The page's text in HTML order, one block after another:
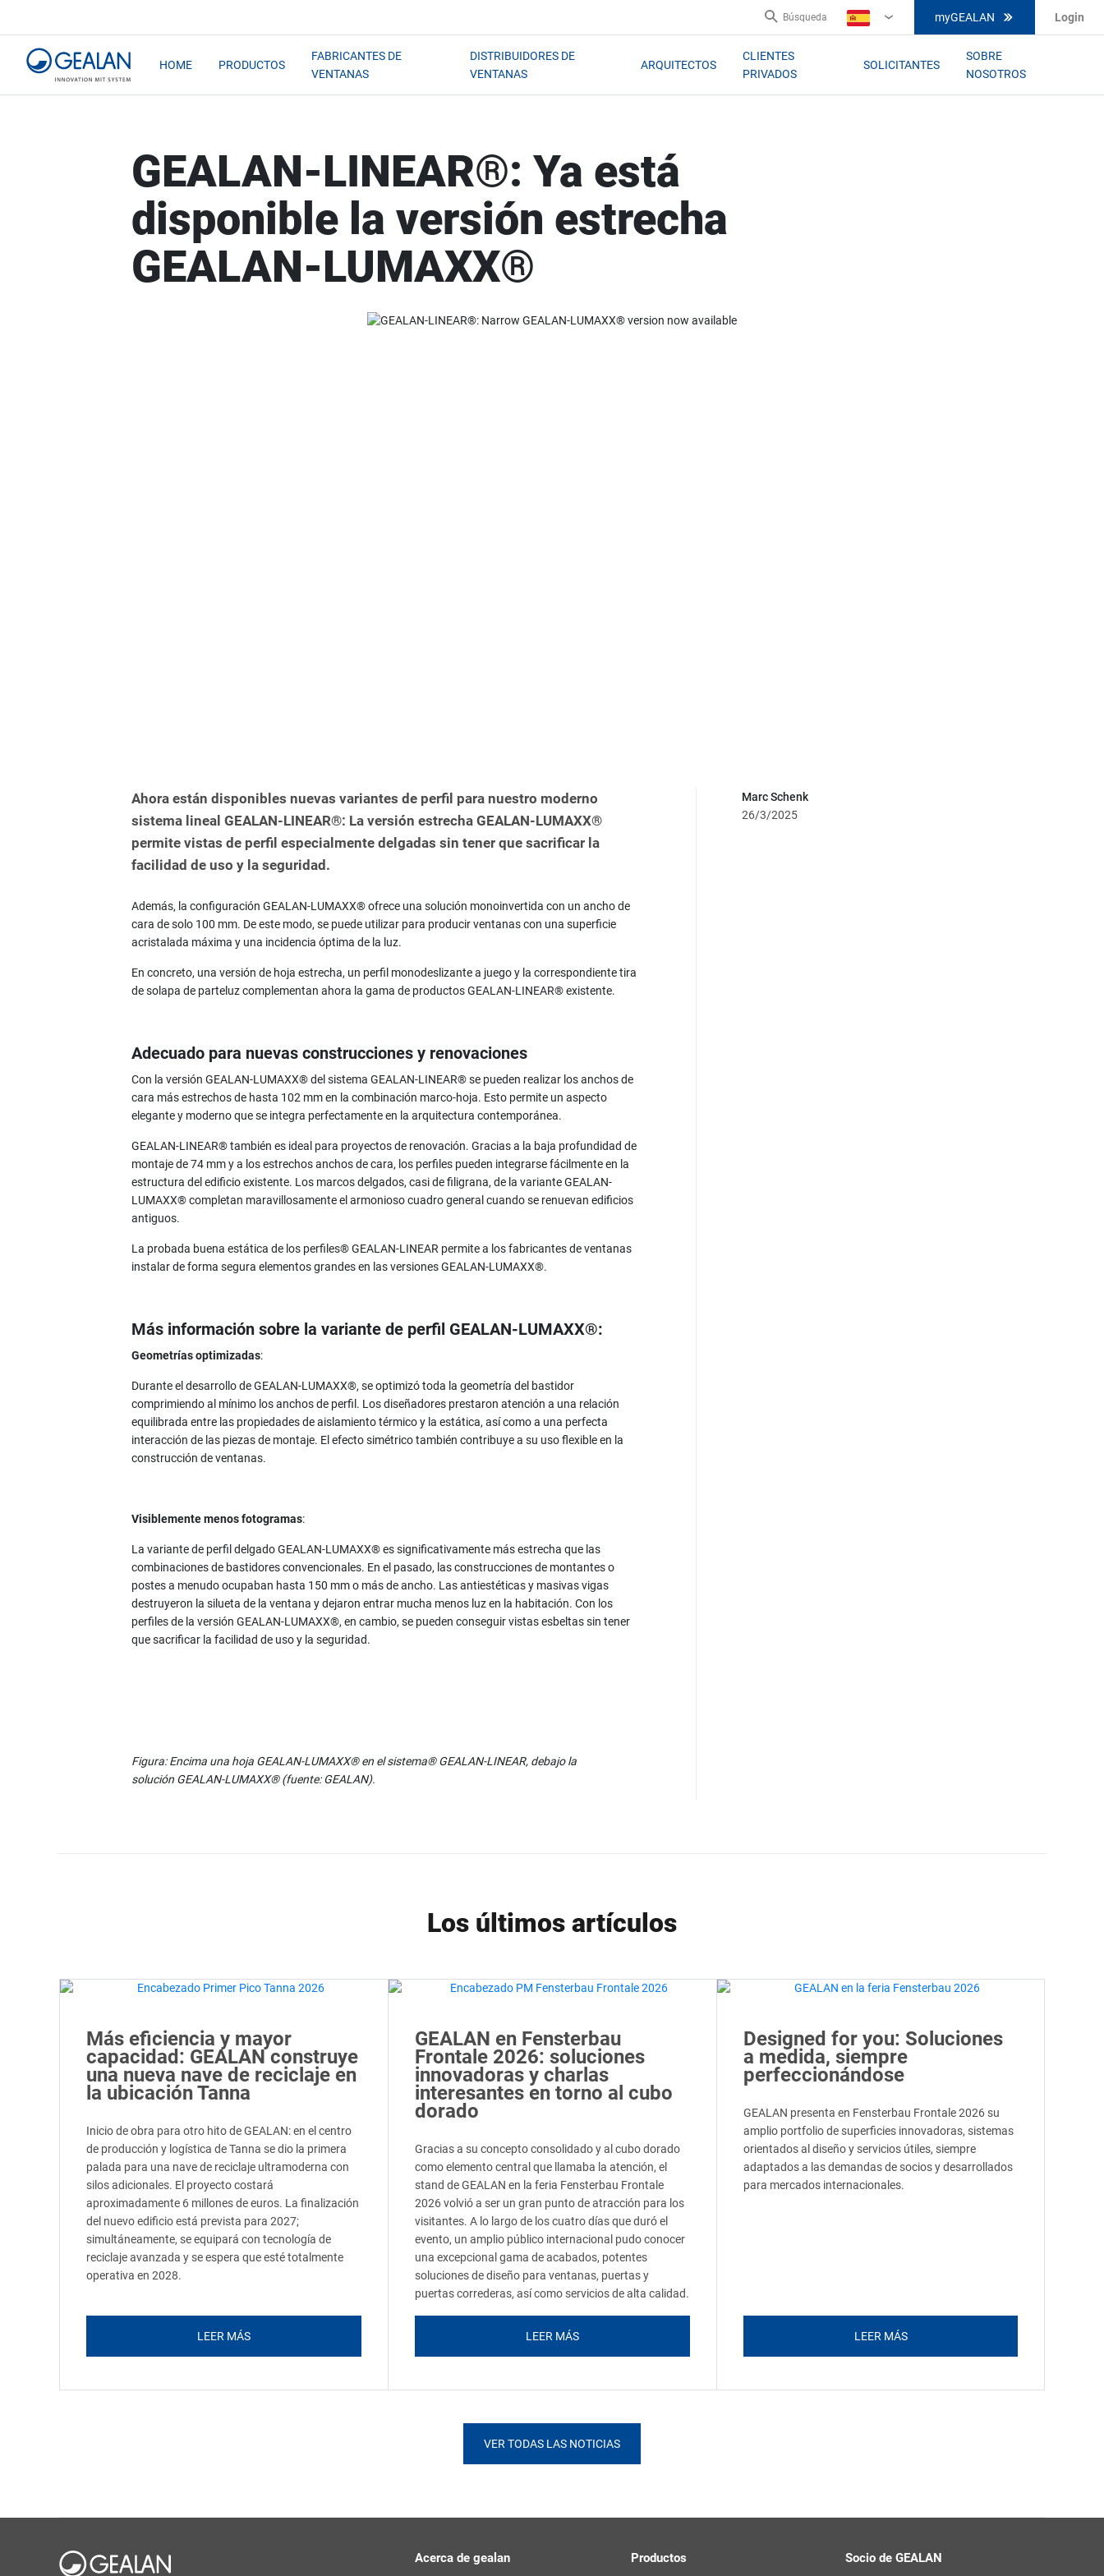
Búsqueda
ES
myGEALAN Login
HOME PRODUCTOS
FABRICANTES DE
VENTANAS
DISTRIBUIDORES DE
VENTANAS
ARQUITECTOS
CLIENTES
PRIVADOS
SOLICITANTES
SOBRE
NOSOTROS
GEALAN-LINEAR®: Ya está
disponible la versión estrecha
GEALAN-LUMAXX®
Ahora están disponibles nuevas variantes de perfil para nuestro moderno
sistema lineal GEALAN-LINEAR®: La versión estrecha GEALAN-LUMAXX®
permite vistas de perfil especialmente delgadas sin tener que sacrificar la
facilidad de uso y la seguridad.
Además, la configuración GEALAN-LUMAXX® ofrece una solución monoinvertida con un ancho de
cara de solo 100 mm. De este modo, se puede utilizar para producir ventanas con una superficie
acristalada máxima y una incidencia óptima de la luz.
En concreto, una versión de hoja estrecha, un perfil monodeslizante a juego y la correspondiente tira
de solapa de parteluz complementan ahora la gama de productos GEALAN-LINEAR® existente.
Adecuado para nuevas construcciones y renovaciones
Con la versión GEALAN-LUMAXX® del sistema GEALAN-LINEAR® se pueden realizar los anchos de
cara más estrechos de hasta 102 mm en la combinación marco-hoja. Esto permite un aspecto
elegante y moderno que se integra perfectamente en la arquitectura contemporánea.
GEALAN-LINEAR® también es ideal para proyectos de renovación. Gracias a la baja profundidad de
montaje de 74 mm y a los estrechos anchos de cara, los perfiles pueden integrarse fácilmente en la
estructura del edificio existente. Los marcos delgados, casi de filigrana, de la variante GEALAN-
LUMAXX® completan maravillosamente el armonioso cuadro general cuando se renuevan edificios
antiguos.
La probada buena estática de los perfiles® GEALAN-LINEAR permite a los fabricantes de ventanas
instalar de forma segura elementos grandes en las versiones GEALAN-LUMAXX®.
Más información sobre la variante de perfil GEALAN-LUMAXX®:
Geometrías optimizadas:
Durante el desarrollo de GEALAN-LUMAXX®, se optimizó toda la geometría del bastidor
comprimiendo al mínimo los anchos de perfil. Los diseñadores prestaron atención a una relación
equilibrada entre las propiedades de aislamiento térmico y la estática, así como a una perfecta
interacción de las piezas de montaje. El efecto simétrico también contribuye a su uso flexible en la
construcción de ventanas.
Visiblemente menos fotogramas:
La variante de perfil delgado GEALAN-LUMAXX® es significativamente más estrecha que las
combinaciones de bastidores convencionales. En el pasado, las construcciones de montantes o
postes a menudo ocupaban hasta 150 mm o más de ancho. Las antiestéticas y masivas vigas
destruyeron la silueta de la ventana y dejaron entrar mucha menos luz en la habitación. Con los
perfiles de la versión GEALAN-LUMAXX®, en cambio, se pueden conseguir vistas esbeltas sin tener
que sacrificar la facilidad de uso y la seguridad.
Figura: Encima una hoja GEALAN-LUMAXX® en el sistema® GEALAN-LINEAR, debajo la
solución GEALAN-LUMAXX® (fuente: GEALAN).
Marc Schenk
26/3/2025
Los últimos artículos
Más eficiencia y mayor
capacidad: GEALAN construye
una nueva nave de reciclaje en
la ubicación Tanna
Inicio de obra para otro hito de GEALAN: en el centro
de producción y logística de Tanna se dio la primera
palada para una nave de reciclaje ultramoderna con
silos adicionales. El proyecto costará
aproximadamente 6 millones de euros. La finalización
del nuevo edificio está prevista para 2027;
simultáneamente, se equipará con tecnología de
reciclaje avanzada y se espera que esté totalmente
operativa en 2028.
LEER MÁS
GEALAN en Fensterbau
Frontale 2026: soluciones
innovadoras y charlas
interesantes en torno al cubo
dorado
Gracias a su concepto consolidado y al cubo dorado
como elemento central que llamaba la atención, el
stand de GEALAN en la feria Fensterbau Frontale
2026 volvió a ser un gran punto de atracción para los
visitantes. A lo largo de los cuatro días que duró el
evento, un amplio público internacional pudo conocer
una excepcional gama de acabados, potentes
soluciones de diseño para ventanas, puertas y
puertas correderas, así como servicios de alta calidad.
LEER MÁS
Designed for you: Soluciones
a medida, siempre
perfeccionándose
GEALAN presenta en Fensterbau Frontale 2026 su
amplio portfolio de superficies innovadoras, sistemas
orientados al diseño y servicios útiles, siempre
adaptados a las demandas de socios y desarrollados
para mercados internacionales.
LEER MÁS
VER TODAS LAS NOTICIAS
Acerca de gealan Productos Socio de GEALAN